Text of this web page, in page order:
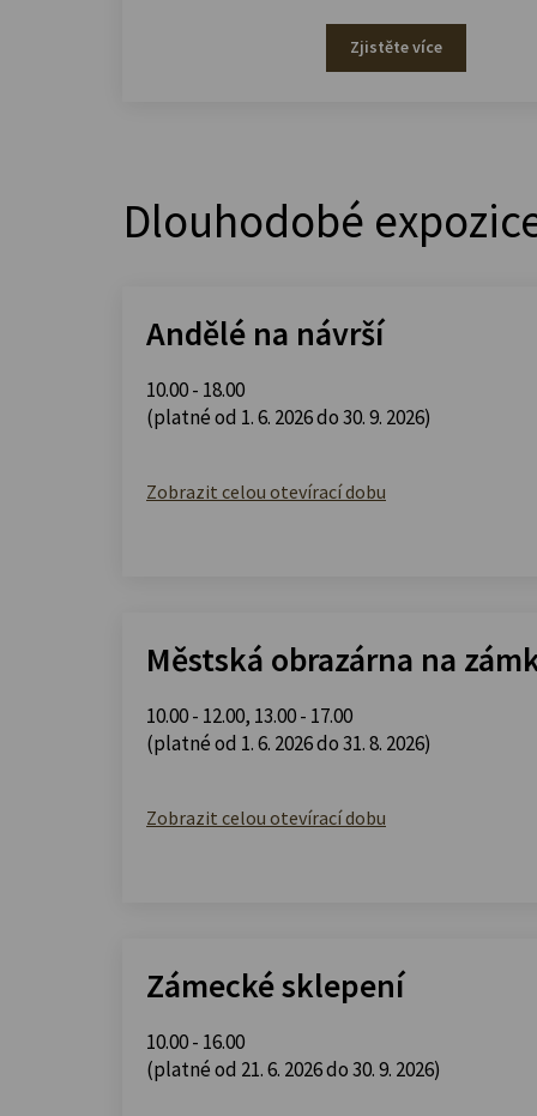
Zjistěte více
Dlouhodobé
Andělé na návrší
10.00 - 18.00
(platné od 1. 6. 2026 do 30. 9. 2026)
Zobrazit celou otevírací dobu
Městská obrazárna na
10.00 - 12.00, 13.00 - 17.00
(platné od 1. 6. 2026 do 31. 8. 2026)
Zobrazit celou otevírací dobu
Zámecké sklepení
10.00 - 16.00
(platné od 21. 6. 2026 do 30. 9. 2026)